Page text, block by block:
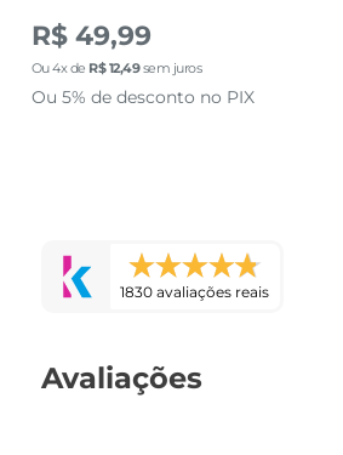
R$ 49,99
Ou4x de R$12,49sem juros
Ou 5% de desconto no PIX
1830 avaliações reais
Avaliações